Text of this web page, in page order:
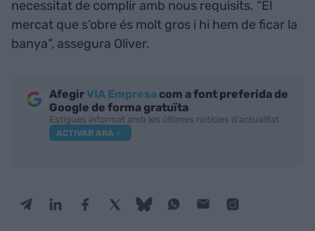
necessitat de complir amb nous requisits. “El
mercat que s’obre és molt gros i hi hem de ficar la
banya”, assegura Oliver.
AfegirVIA Empresa com a font preferida de
Google de forma gratuïta
Estigues informat amb les últimes notícies d'actualitat
ACTIVAR ARA